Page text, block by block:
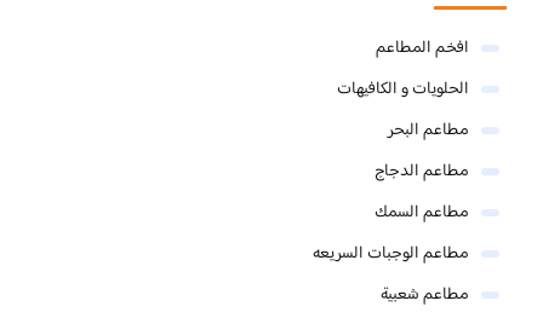
افخم المطاعم
الحلويات و الكافيهات ‎
مطاعم البحر
مطاعم الدجاج
مطاعم السمك
مطاعم الوجبات السريعه
مطاعم شعبية